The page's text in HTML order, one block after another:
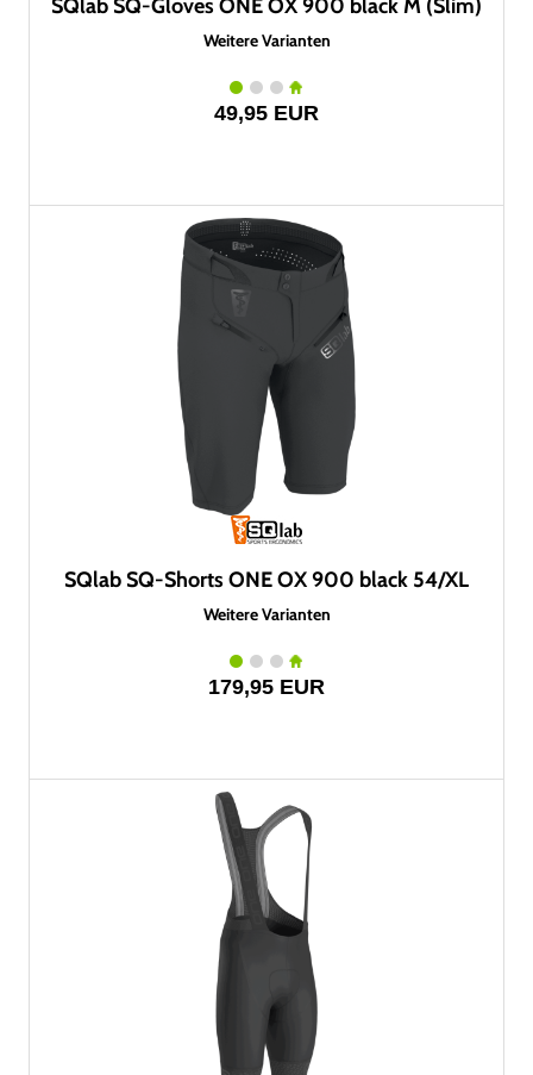
SQlab SQ-Gloves ONE OX 900 black M (Slim)
Weitere Varianten
49,95 EUR
SQlab SQ-Shorts ONE OX 900 black 54/XL
Weitere Varianten
179,95 EUR